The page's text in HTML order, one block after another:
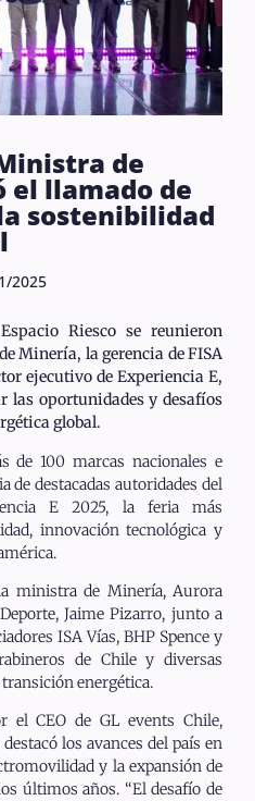
de
llamado de
sostenibilidad
2025
Riesco se reunieron
Minería, la gerencia de FISA
ejecutivo de Experiencia E,
las oportunidades y desafíos
global.
de 100 marcas nacionales e
de destacadas autoridades del
E 2025, la feria más
innovación tecnológica y
ministra de Minería, Aurora
Jaime Pizarro, junto a
ISA Vías, BHP Spence y
de Chile y diversas
energética.
el CEO de GL events Chile,
los avances del país en
y la expansión de
últimos años. “El desafío de